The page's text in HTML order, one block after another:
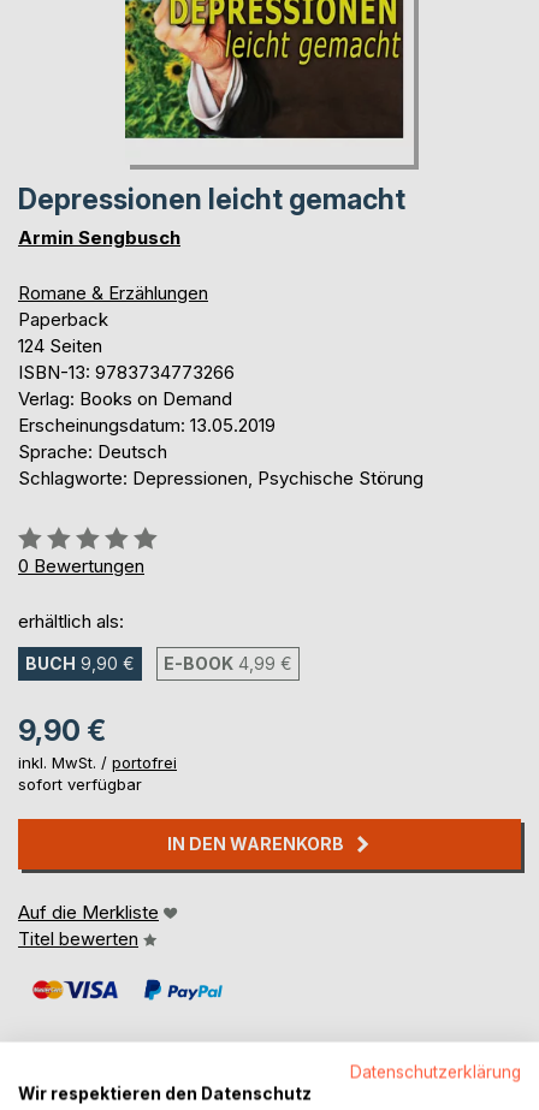
Depressionen leicht gemacht
Armin Sengbusch
Romane & Erzählungen
Paperback
124 Seiten
ISBN-13: 9783734773266
Verlag: Books on Demand
Erscheinungsdatum: 13.05.2019
Sprache: Deutsch
Schlagworte: Depressionen, Psychische Störung
Bewertung::
0%
0 Bewertungen
erhältlich als:
BUCH 9,90 € E-BOOK 4,99 €
9,90 €
inkl. MwSt. / portofrei
sofort verfügbar
IN DEN WARENKORB
Auf die Merkliste
Titel bewerten
Datenschutzerklärung
Wir respektieren den Datenschutz